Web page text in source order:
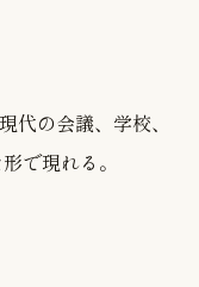
代の会議、学校、
で現れる。